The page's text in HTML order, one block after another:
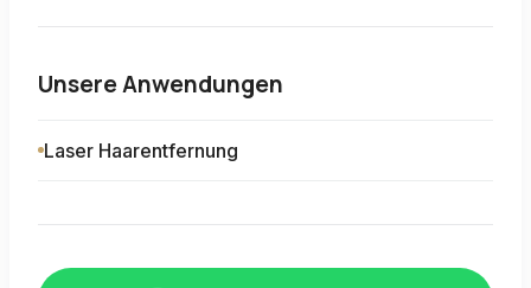
Unsere Anwendungen
Laser Haarentfernung